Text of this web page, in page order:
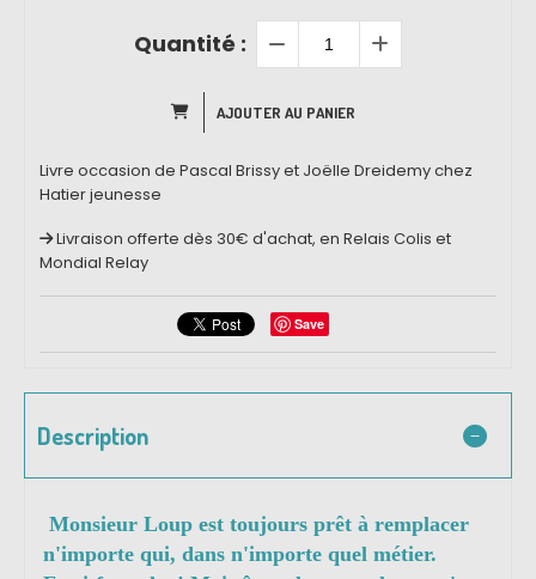
Quantité :
AJOUTER AU PANIER
Livre occasion de Pascal Brissy et Joëlle Dreidemy chez
Hatier jeunesse
Livraison offerte dès 30€ d'achat, en Relais Colis et
Mondial Relay
Save
Description
Monsieur Loup est toujours prêt à remplacer
n'importe qui, dans n'importe quel métier.